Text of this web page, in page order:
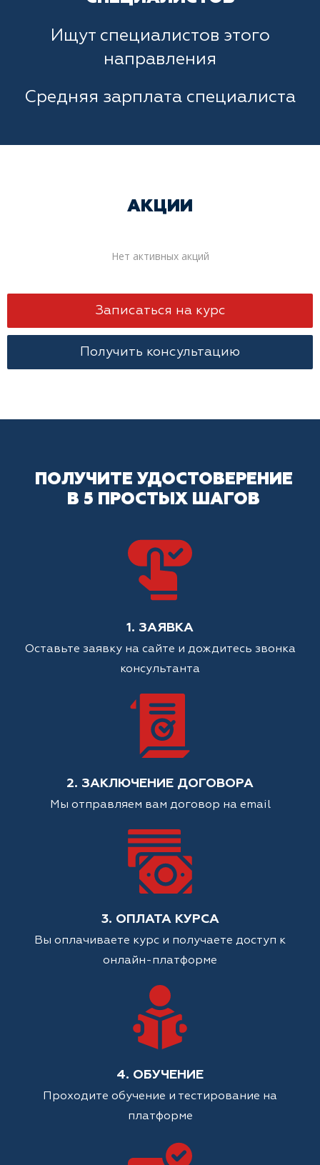
Ищут специалистов этого
направления
Средняя зарплата специалиста
АКЦИИ
Нет активных акций
Записаться на курс
Получить консультацию
ПОЛУЧИТЕ УДОСТОВЕРЕНИЕ
В 5 ПРОСТЫХ ШАГОВ
1. ЗАЯВКА
Оставьте заявку на сайте и дождитесь звонка
консультанта
2. ЗАКЛЮЧЕНИЕ ДОГОВОРА
Мы отправляем вам договор на email
3. ОПЛАТА КУРСА
Вы оплачиваете курс и получаете доступ к
онлайн-платформе
4. ОБУЧЕНИЕ
Проходите обучение и тестирование на
платформе